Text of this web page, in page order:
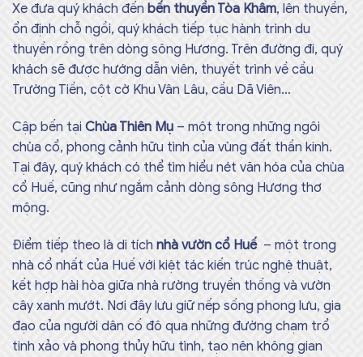
Xe đưa quý khách đến bến thuyền Tòa Khâm, lên thuyền,
ổn định chỗ ngồi, quý khách tiếp tục hành trình du
thuyền rồng trên dòng sông Hương. Trên đường đi, quý
khách sẽ được hướng dẫn viên, thuyết trình về cầu
Trường Tiền, cột cờ Khu Vân Lâu, cầu Dã Viên…
Cập bến tại Chùa Thiên Mụ – một trong những ngôi
chùa cổ, phong cảnh hữu tình của vùng đất thần kinh.
Tại đây, quý khách có thể tìm hiểu nét văn hóa của chùa
cổ Huế, cũng như ngắm cảnh dòng sông Hương thơ
mộng.
Điểm tiếp theo là di tích nhà vườn cổ Huế – một trong
nhà cổ nhất của Huế với kiệt tác kiến trúc nghệ thuật,
kết hợp hài hòa giữa nhà rường truyền thống và vườn
cây xanh mướt. Nơi đây lưu giữ nếp sống phong lưu, gia
đạo của người dân cố đô qua những đường chạm trổ
tinh xảo và phong thủy hữu tình, tạo nên không gian